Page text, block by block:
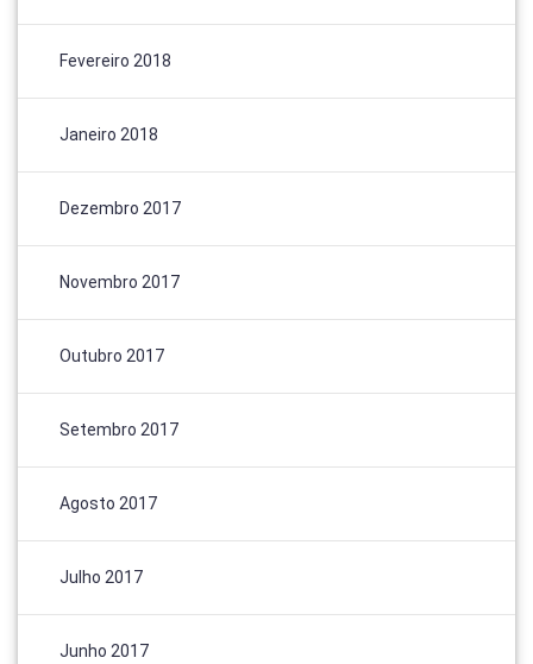
Fevereiro 2018
Janeiro 2018
Dezembro 2017
Novembro 2017
Outubro 2017
Setembro 2017
Agosto 2017
Julho 2017
Junho 2017